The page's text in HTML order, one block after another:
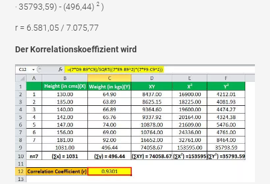
· 35793,59) - (496,44) 2 )
r = 6.581,05 / 7.075,77
Der Korrelationskoeffizient wird